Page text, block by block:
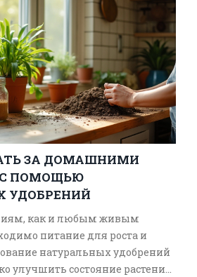
ЗА ДОМАШНИМИ
ПОМОЩЬЮ
УДОБРЕНИЙ
как и любым живым
питание для роста и
натуральных удобрений
улучшить состояние растений,